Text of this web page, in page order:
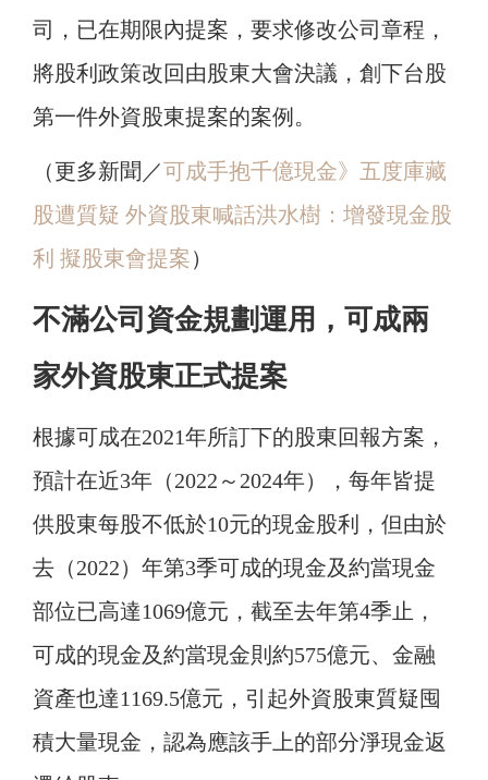
司，已在期限內提案，要求修改公司章程，
將股利政策改回由股東大會決議，創下台股
第一件外資股東提案的案例。
（更多新聞／可成手抱千億現金》五度庫藏
股遭質疑 外資股東喊話洪水樹：增發現金股
利 擬股東會提案）
不滿公司資金規劃運用，可成兩
家外資股東正式提案
根據可成在2021年所訂下的股東回報方案，
預計在近3年（2022～2024年），每年皆提
供股東每股不低於10元的現金股利，但由於
去（2022）年第3季可成的現金及約當現金
部位已高達1069億元，截至去年第4季止，
可成的現金及約當現金則約575億元、金融
資產也達1169.5億元，引起外資股東質疑囤
積大量現金，認為應該手上的部分淨現金返